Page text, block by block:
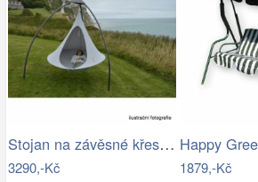
Stojan na závěsné křeslo HAKI Tempo…
3290,-Kč 1879,-Kč